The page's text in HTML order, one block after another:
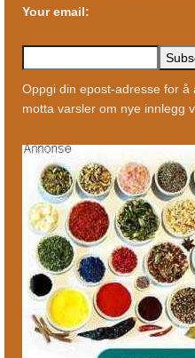
Your email:
Oppgi din epost-adresse for
motta varsler om nye innlegg